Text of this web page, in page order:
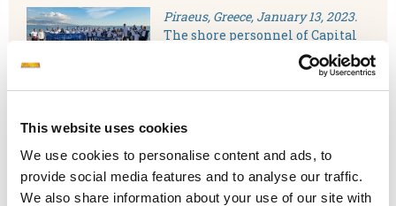
This website uses cookies
We use cookies to personalise content and ads, to
provide social media features and to analyse our traffic.
We also share information about your use of our site with
Piraeus, Greece, January 13, 2023.
The shore personnel of Capital
Ship Management Corp.
together with their families
and friends participated in Helmepa International
took place recently at Freatida Beach, Piraeus, and
resulted in the collection of a significant amount of
garbage, mainly consisting of plastic pieces, cigarette
ends, plastic bottles, aluminum cans and paper pieces.